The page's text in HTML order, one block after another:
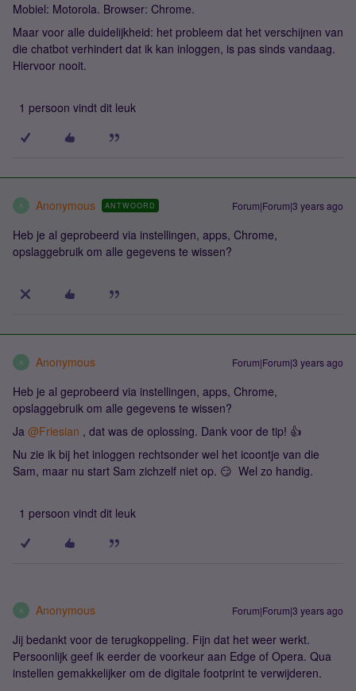
Mobiel: Motorola. Browser: Chrome.
Maar voor alle duidelijkheid: het probleem dat het verschijnen van
die chatbot verhindert dat ik kan inloggen, is pas sinds vandaag.
Hiervoor nooit.
1 persoon vindt dit leuk
A Anonymous ANTWOORD Forum|Forum|3 years ago
Heb je al geprobeerd via instellingen, apps, Chrome,
opslaggebruik om alle gegevens te wissen?
A Anonymous Forum|Forum|3 years ago
Heb je al geprobeerd via instellingen, apps, Chrome,
opslaggebruik om alle gegevens te wissen?
Ja @Friesian , dat was de oplossing. Dank voor de tip! 👍
Nu zie ik bij het inloggen rechtsonder wel het icoontje van die
Sam, maar nu start Sam zichzelf niet op. 😏 Wel zo handig.
1 persoon vindt dit leuk
A Anonymous Forum|Forum|3 years ago
Jij bedankt voor de terugkoppeling. Fijn dat het weer werkt.
Persoonlijk geef ik eerder de voorkeur aan Edge of Opera. Qua
instellen gemakkelijker om de digitale footprint te verwijderen.